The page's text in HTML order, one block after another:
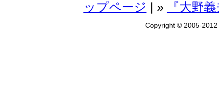
ップページ
| » 『大野
Copyright © 2005-2012